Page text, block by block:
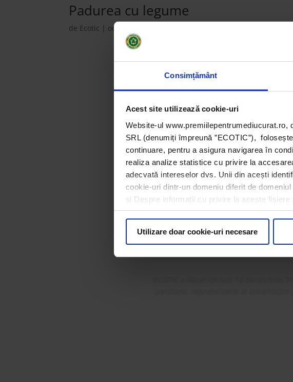
Consimțământ
Acest site utilizează cookie-uri
Website-ul
SRL (denumiți împreună ”ECOTIC”),
continuare, pentru a asigura navigarea în
realiza analize statistice cu privire la
adecvată intereselor dvs. Unii din acești
cookie-uri dintr-un domeniu diferit de
și Despre informații cu privire la aceste
Utilizare doar cookie-uri necesare
Padurea cu legume
de Ecotic | oct. 12, 2021
ECOTIC a
Premiilor